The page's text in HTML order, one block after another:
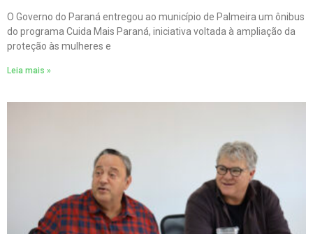
O Governo do Paraná entregou ao município de Palmeira um ônibus
do programa Cuida Mais Paraná, iniciativa voltada à ampliação da
proteção às mulheres e
Leia mais »